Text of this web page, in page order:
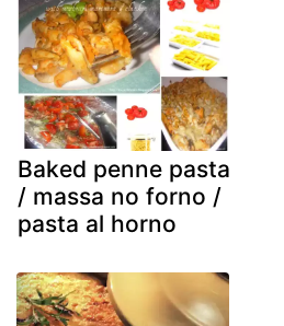
Baked penne pasta
/ massa no forno /
pasta al horno